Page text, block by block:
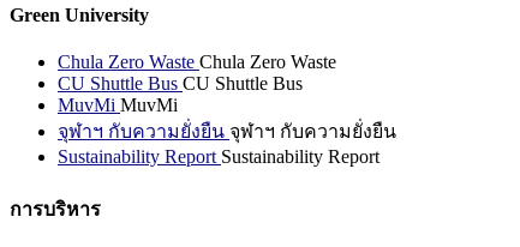
Green University
Chula Zero Waste Chula Zero Waste
CU Shuttle Bus CU Shuttle Bus
MuvMi MuvMi
จุฬาฯ กับความยั่งยืน จุฬาฯ กับความยั่งยืน
Sustainability Report Sustainability Report
การบริหาร